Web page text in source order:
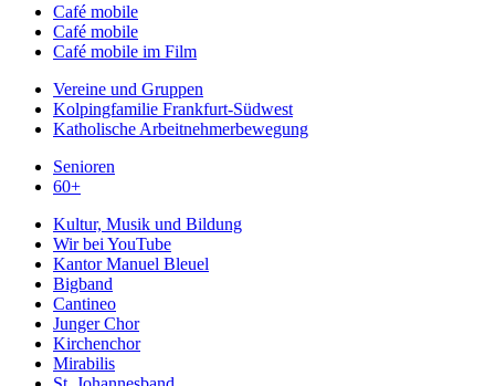
Café mobile
Café mobile
Café mobile im Film
Vereine und Gruppen
Kolpingfamilie Frankfurt-Südwest
Katholische Arbeitnehmerbewegung
Senioren
60+
Kultur, Musik und Bildung
Wir bei YouTube
Kantor Manuel Bleuel
Bigband
Cantineo
Junger Chor
Kirchenchor
Mirabilis